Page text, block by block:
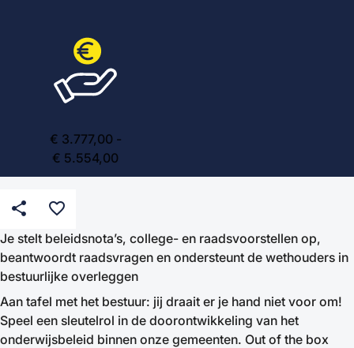
€ 3.777,00 -
€ 5.554,00
share favorite_border
Je stelt beleidsnota’s, college- en raadsvoorstellen op,
beantwoordt raadsvragen en ondersteunt de wethouders in
bestuurlijke overleggen
Aan tafel met het bestuur: jij draait er je hand niet voor om!
Speel een sleutelrol in de doorontwikkeling van het
onderwijsbeleid binnen onze gemeenten. Out of the box